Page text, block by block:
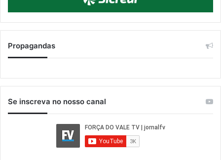
Propagandas
Se inscreva no nosso canal